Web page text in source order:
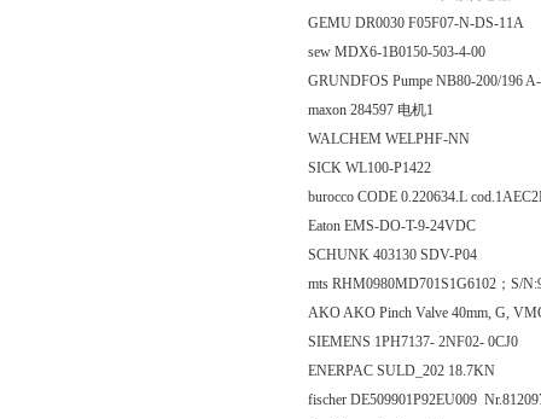
GEMU DR0030 F05F07-N-DS-11A
sew MDX6-1B0150-503-4-00
GRUNDFOS Pumpe NB80-200/196
maxon 284597 电机1
WALCHEM WELPHF-NN
SICK WL100-P1422
burocco CODE 0.220634.L
Eaton EMS-DO-T-9-24VDC
SCHUNK 403130 SDV-P04
mts RHM0980MD701S1G6102；S/
AKO AKO Pinch Valve 40mm, G,
SIEMENS 1PH7137- 2NF02- 0CJ0
ENERPAC SULD_202 18.7KN
fischer DE509901P92EU009